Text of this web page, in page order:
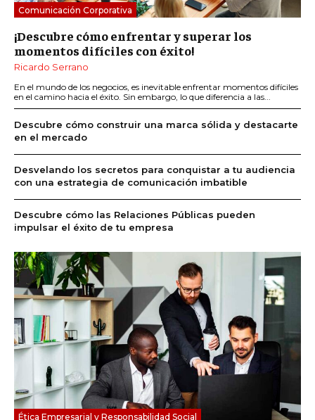
Comunicación Corporativa
¡Descubre cómo enfrentar y superar los
momentos difíciles con éxito!
Ricardo Serrano
En el mundo de los negocios, es inevitable enfrentar momentos difíciles
en el camino hacia el éxito. Sin embargo, lo que diferencia a las...
Descubre cómo construir una marca sólida y destacarte
en el mercado
Desvelando los secretos para conquistar a tu audiencia
con una estrategia de comunicación imbatible
Descubre cómo las Relaciones Públicas pueden
impulsar el éxito de tu empresa
Ética Empresarial y Responsabilidad Social